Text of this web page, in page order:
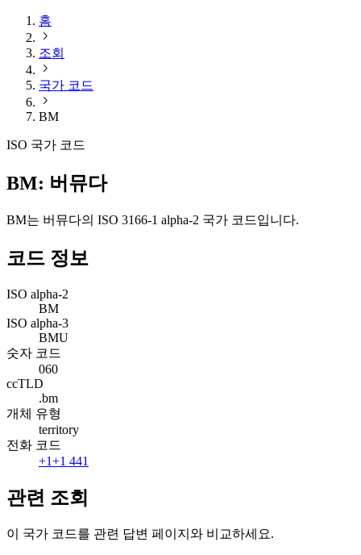
홈
조회
국가 코드
BM
ISO 국가 코드
BM: 버뮤다
BM는 버뮤다의 ISO 3166-1 alpha-2 국가 코드입니다.
코드 정보
ISO alpha-2
BM
ISO alpha-3
BMU
숫자 코드
060
ccTLD
.bm
개체 유형
territory
전화 코드
+1+1 441
관련 조회
이 국가 코드를 관련 답변 페이지와 비교하세요.